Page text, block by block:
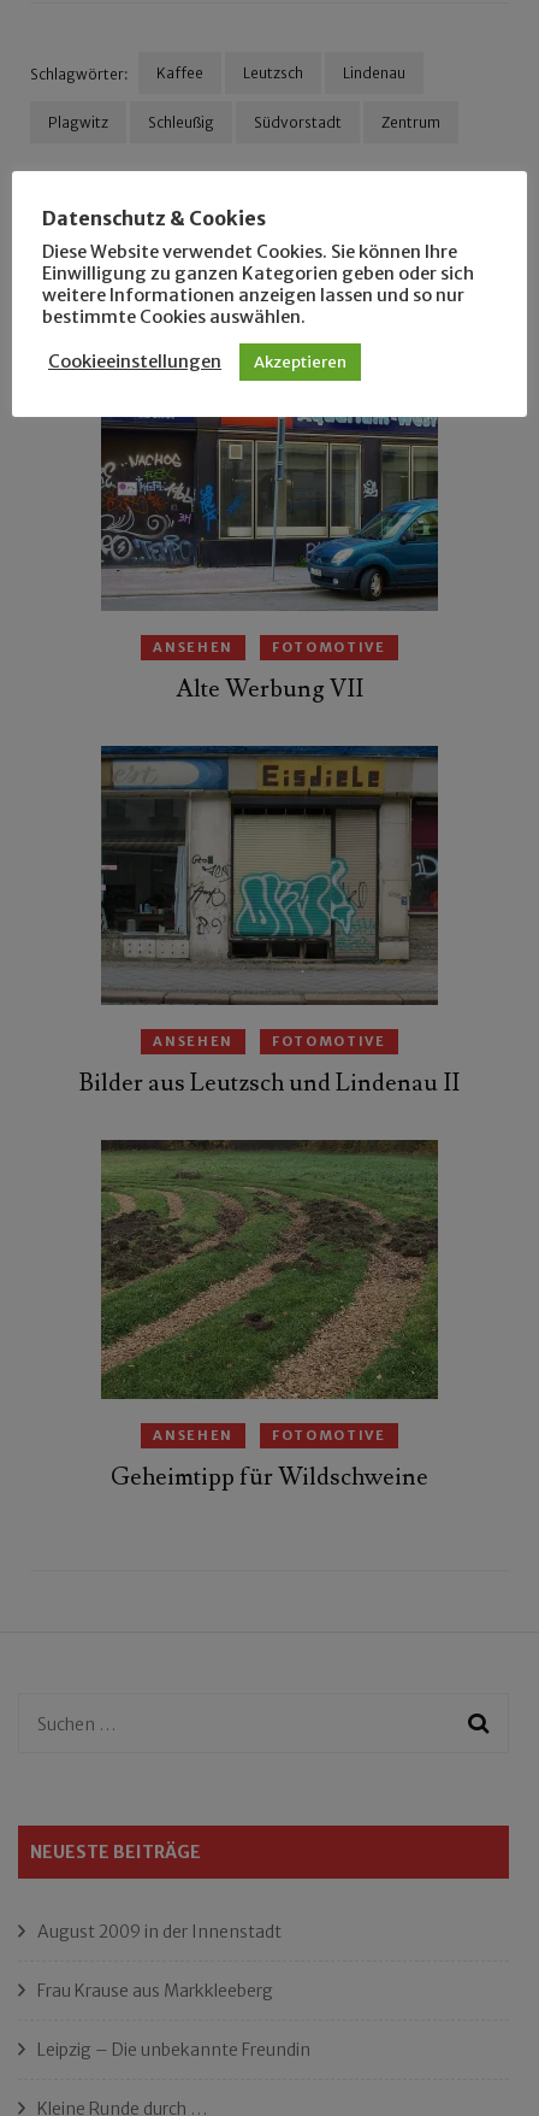
Schlagwörter: Kaffee Leutzsch Lindenau
Plagwitz Schleußig Südvorstadt Zentrum
Beitragsnavigation
Für dich vielleicht
ebenfalls interessant …
ANSEHEN FOTOMOTIVE
Alte Werbung VII
ANSEHEN FOTOMOTIVE
Bilder aus Leutzsch und Lindenau II
ANSEHEN FOTOMOTIVE
Geheimtipp für Wildschweine
Suchen
NEUESTE BEITRÄGE
August 2009 in der Innenstadt
Frau Krause aus Markkleeberg
Leipzig – Die unbekannte Freundin
Kleine Runde durch …
Datenschutz & Cookies
Diese Website verwendet Cookies. Sie können Ihre
Einwilligung zu ganzen Kategorien geben oder sich
weitere Informationen anzeigen lassen und so nur
bestimmte Cookies auswählen.
Cookieeinstellungen Akzeptieren